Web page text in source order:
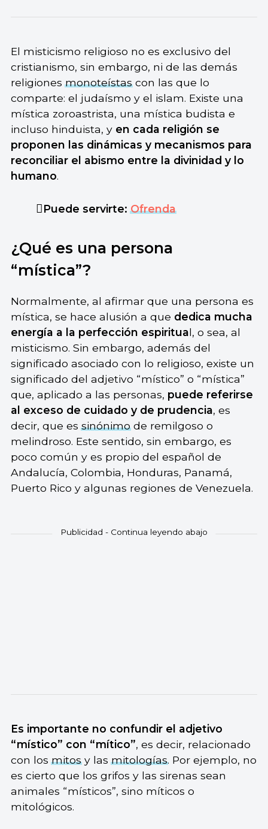
El misticismo religioso no es exclusivo del
cristianismo, sin embargo, ni de las demás
religionesmonoteístascon las que lo
comparte: el judaísmo y el islam. Existe una
mística zoroastrista, una mística budista e
incluso hinduista, y en cada religión se
proponen las dinámicas y mecanismos para
reconciliar el abismo entre la divinidad y lo
humano.
Puede servirte:Ofrenda
¿Qué es una persona
“mística”?
Normalmente, al afirmar que una persona es
mística, se hace alusión a que dedica mucha
energía a la perfección espiritual, o sea, al
misticismo. Sin embargo, además del
significado asociado con lo religioso, existe un
significado del adjetivo “místico” o “mística”
que, aplicado a las personas, puede referirse
al exceso de cuidado y de prudencia, es
decir, que essinónimode remilgoso o
melindroso. Este sentido, sin embargo, es
poco común y es propio del español de
Andalucía, Colombia, Honduras, Panamá,
Puerto Rico y algunas regiones de Venezuela.
Es importante no confundir el adjetivo
“místico” con “mítico”, es decir, relacionado
con losmitosy lasmitologías. Por ejemplo, no
es cierto que los grifos y las sirenas sean
animales “místicos”, sino míticos o
mitológicos.